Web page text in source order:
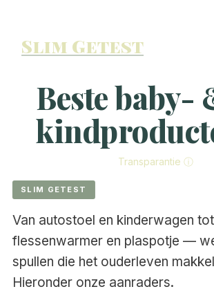
Slim Getest
Beste baby-
Transparantie ⓘ
SLIM GETEST
Van autostoel en kinderwagen tot
flessenwarmer en plaspotje —
spullen die het ouderleven
Hieronder onze aanraders.